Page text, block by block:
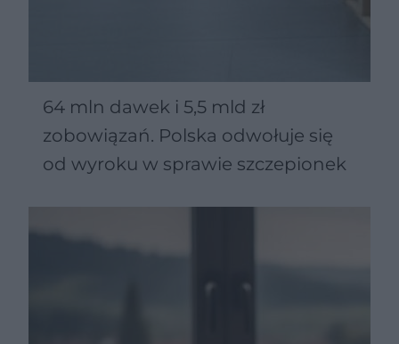
64 mln dawek i 5,5 mld zł
zobowiązań. Polska odwołuje się
od wyroku w sprawie szczepionek